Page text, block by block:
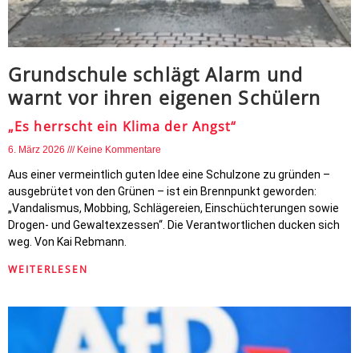
Grundschule schlägt Alarm und
warnt vor ihren eigenen Schülern
„Es herrscht ein Klima der Angst“
6. März 2026 Keine Kommentare
Aus einer vermeintlich guten Idee eine Schulzone zu gründen –
ausgebrütet von den Grünen – ist ein Brennpunkt geworden:
„Vandalismus, Mobbing, Schlägereien, Einschüchterungen sowie
Drogen- und Gewaltexzessen“. Die Verantwortlichen ducken sich
weg. Von Kai Rebmann.
WEITERLESEN